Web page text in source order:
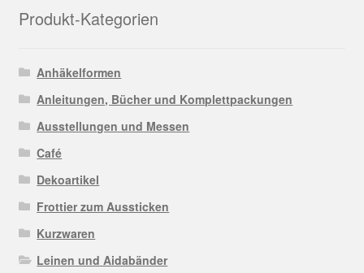
Produkt-Kategorien
Anhäkelformen
Anleitungen, Bücher und Komplettpackungen
Ausstellungen und Messen
Café
Dekoartikel
Frottier zum Aussticken
Kurzwaren
Leinen und Aidabänder